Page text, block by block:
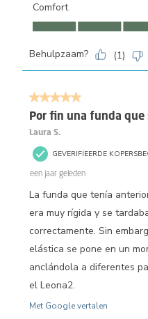
Comfort
Comfort, 5.0 van 5
Behulpzaam? (1)
5 van 5 sterren.
Por fin una funda
Laura S.
GEVERIFIEERDE
een jaar geleden
La funda que tenía
era muy rígida y se
correctamente. Sin
elástica se pone en un
anclándola a diferentes
el Leona2.
Met Google vertalen